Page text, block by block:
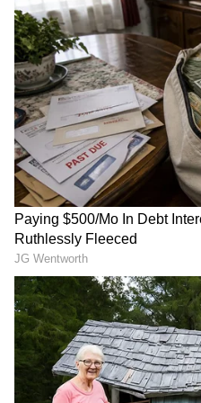
ಸೋಶಿಯಲ್ ಮೀಡಿಯಾದಲ್ಲಿ
ನಟಿ ಜ್ಯೋತಿ ರೈ (Jyothi
ಫೋಟೊ ಶೂಟ್ ಮಾಡಿಸಿ ಅಪ್
ಆಗೋಮ್ಮೆ ಈಗೊಮ್ಮೆ
ಹೆಚ್ಚಾಗಿ ಪಡ್ಡೆ ಹುಡುಗರ
ಬೋಲ್ಡ್ ಅವತಾರಗಳಲ್ಲಿಯೇ